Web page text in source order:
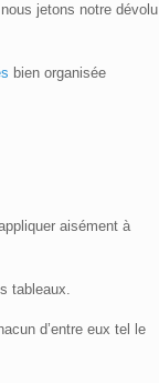
jetons notre dévolu
bien organisée
aisément à
tableaux.
d’entre eux tel le